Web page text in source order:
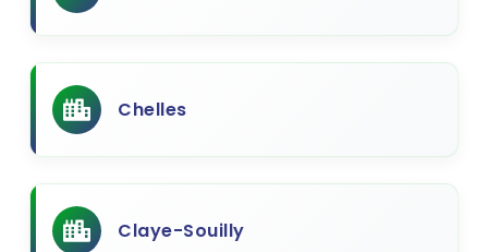
Chelles
Claye-Souilly